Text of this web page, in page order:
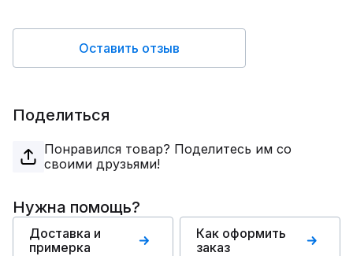
Оставить отзыв
Поделиться
Понравился товар? Поделитесь им со
своими друзьями!
Нужна помощь?
Доставка и
примерка
Как оформить
заказ